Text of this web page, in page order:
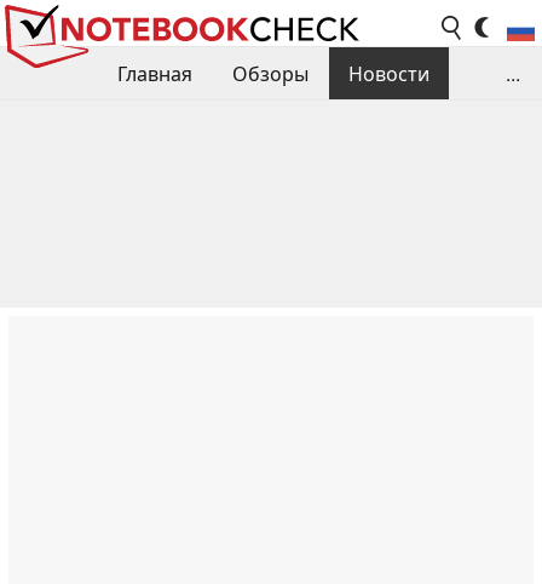
Главная Обзоры
Новости
...